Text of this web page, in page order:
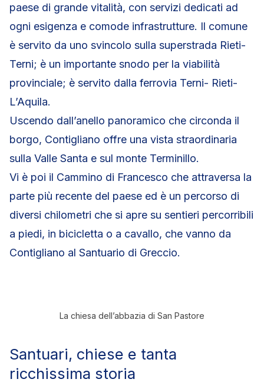
paese di grande vitalità, con servizi dedicati ad
ogni esigenza e comode infrastrutture. Il comune
è servito da uno svincolo sulla superstrada Rieti-
Terni; è un importante snodo per la viabilità
provinciale; è servito dalla ferrovia Terni- Rieti-
L’Aquila.
Uscendo dall’anello panoramico che circonda il
borgo, Contigliano offre una vista straordinaria
sulla Valle Santa e sul monte Terminillo.
Vi è poi il Cammino di Francesco che attraversa la
parte più recente del paese ed è un percorso di
diversi chilometri che si apre su sentieri percorribili
a piedi, in bicicletta o a cavallo, che vanno da
Contigliano al Santuario di Greccio.
La chiesa dell’abbazia di San Pastore
Santuari, chiese e tanta
ricchissima storia